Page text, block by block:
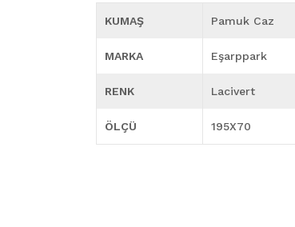
KUMAŞ Pamuk Caz
MARKA Eşarppark
RENK Lacivert
ÖLÇÜ 195X70